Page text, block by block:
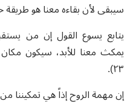
سيبقى لأن بقاءه معنا هو طريقة
يتابع يسوع القول إن من
٢٣).
إن مهمة الروح إذاً هي تمكيننا